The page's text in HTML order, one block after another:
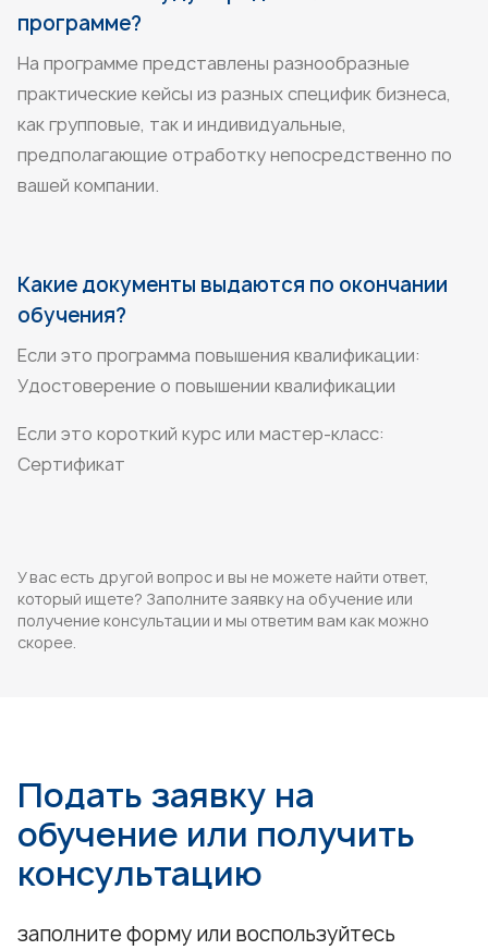
программе?
На программе представлены разнообразные
практические кейсы из разных специфик бизнеса,
как групповые, так и индивидуальные,
предполагающие отработку непосредственно по
вашей компании.
Какие документы выдаются по окончании
обучения?
Если это программа повышения квалификации:
Удостоверение о повышении квалификации
Если это короткий курс или мастер-класс:
Сертификат
У вас есть другой вопрос и вы не можете найти ответ,
который ищете? Заполните заявку на обучение или
получение консультации и мы ответим вам как можно
скорее.
Подать заявку на
обучение или получить
консультацию
заполните форму или воспользуйтесь